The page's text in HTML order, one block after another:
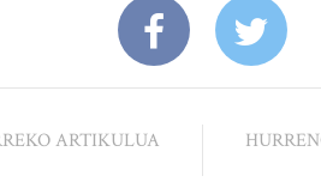
ARTIKULUA